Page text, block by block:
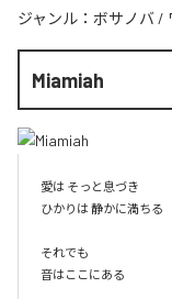
ジャンル： ボサノバ /
Miamiah
愛は そっと息づき
ひかりは 静かに満ちる
それでも
音はここにある